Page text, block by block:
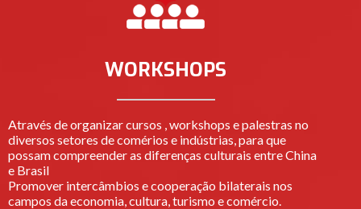
WORKSHOPS
Através de organizar cursos , workshops e palestras no
diversos setores de comérios e indústrias, para que
possam compreender as diferenças culturais entre China
e Brasil
Promover intercâmbios e cooperação bilaterais nos
campos da economia, cultura, turismo e comércio.